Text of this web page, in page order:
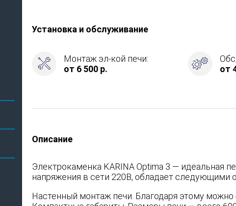
Установка и обслуживание
Монтаж эл-кой печи:
от 6 500 р.
от
Описание
Электрокаменка KARINA Optima 3 — идеальная
напряжения в сети 220В, обладает следующими
Настенный монтаж печи. Благодаря этому